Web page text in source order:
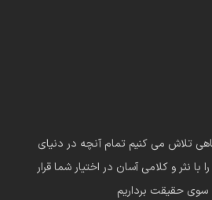
تلاش می کنیم تمام آنچه در دنیای
نثر و کلامی آسان در اختیار شما قرار
سوی حقیقت برداریم